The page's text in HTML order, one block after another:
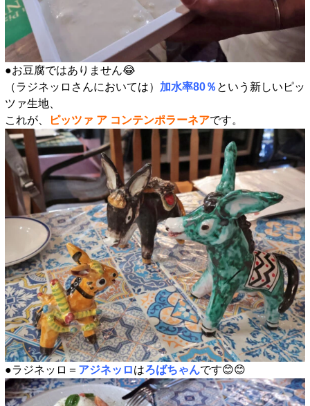
●お豆腐ではありません😂
（ラジネッロさんにおいては） 加水率80％ という新しいピッ
ツァ生地、
これが、
ピッツァ ア コンテンポラーネアです。
●ラジネッロ＝ アジネッロはろばちゃんです😊😊